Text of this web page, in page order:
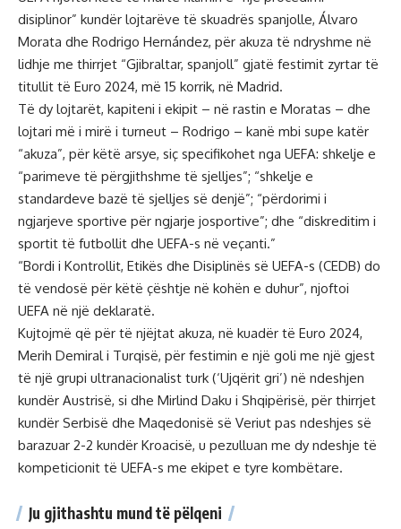
disiplinor” kundër lojtarëve të skuadrës spanjolle, Álvaro
Morata dhe Rodrigo Hernández, për akuza të ndryshme në
lidhje me thirrjet “Gjibraltar, spanjoll” gjatë festimit zyrtar të
titullit të Euro 2024, më 15 korrik, në Madrid.
Të dy lojtarët, kapiteni i ekipit – në rastin e Moratas – dhe
lojtari më i mirë i turneut – Rodrigo – kanë mbi supe katër
“akuza”, për këtë arsye, siç specifikohet nga UEFA: shkelje e
“parimeve të përgjithshme të sjelljes”; “shkelje e
standardeve bazë të sjelljes së denjë”; “përdorimi i
ngjarjeve sportive për ngjarje josportive”; dhe “diskreditim i
sportit të futbollit dhe UEFA-s në veçanti.”
“Bordi i Kontrollit, Etikës dhe Disiplinës së UEFA-s (CEDB) do
të vendosë për këtë çështje në kohën e duhur”, njoftoi
UEFA në një deklaratë.
Kujtojmë që për të njëjtat akuza, në kuadër të Euro 2024,
Merih Demiral i Turqisë, për festimin e një goli me një gjest
të një grupi ultranacionalist turk (‘Ujqërit gri’) në ndeshjen
kundër Austrisë, si dhe Mirlind Daku i Shqipërisë, për thirrjet
kundër Serbisë dhe Maqedonisë së Veriut pas ndeshjes së
barazuar 2-2 kundër Kroacisë, u pezulluan me dy ndeshje të
kompeticionit të UEFA-s me ekipet e tyre kombëtare.
Ju gjithashtu mund të pëlqeni